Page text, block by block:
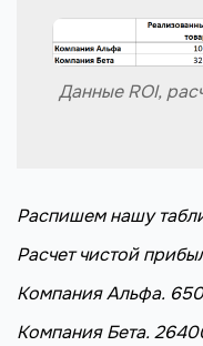
Данные ROI,
Распишем нашу
Расчет чистой
Компания Альфа.
Компания Бета.